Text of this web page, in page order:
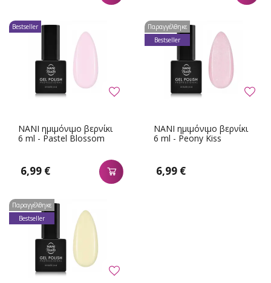
NANI ημιμόνιμο βερνίκι
6 ml - Pastel Blossom
6,99 €
Bestseller
NANI ημιμόνιμο βερνίκι
6 ml - Peony Kiss
6,99 €
Παραγγέλθηκε
Bestseller
Παραγγέλθηκε
Bestseller